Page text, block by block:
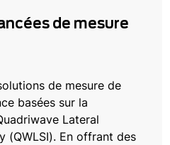
de mesure
de mesure de
basées sur la
Lateral
(QWLSI). En offrant des